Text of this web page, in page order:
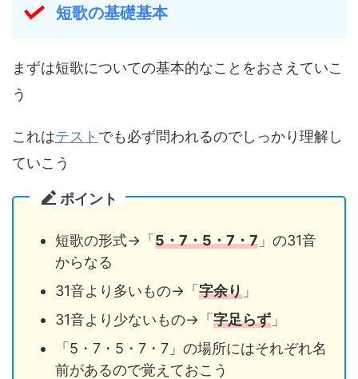
短歌の基礎基本
まずは短歌についての基本的なことをおさえていこ
う
これはテスト でも必ず問われるのでしっかり理解し
ていこう
ポイント
短歌の形式→「5・7・5・7・7 」の31音
からなる
31音より多いもの→「字余り 」
31音より少ないもの→「字足らず」
「5・7・5・7・7」の場所にはそれぞれ名
前があるので覚えておこう